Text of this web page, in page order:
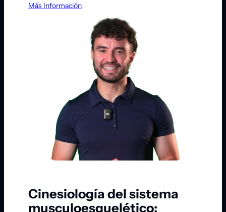
Más Información
Cinesiología del sistema
musculoesquelético: